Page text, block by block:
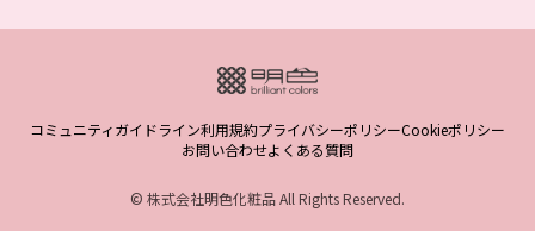
コミュニティガイドライン利用規約プライバシーポリシーCookieポリシー
お問い合わせよくある質問
© 株式会社明色化粧品 All Rights Reserved.